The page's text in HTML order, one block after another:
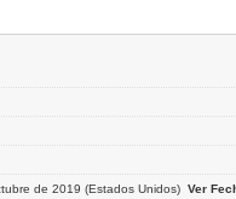
de 2019 (Estados Unidos) Ver